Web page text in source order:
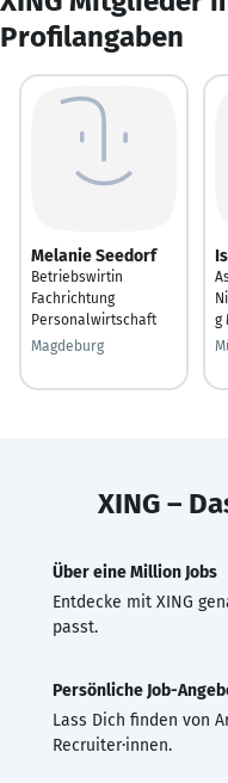
Profilangaben
Melanie Seedorf
Betriebswirtin
Fachrichtung
Personalwirtschaft
Magdeburg
g
XING –
Über eine Million Jobs
Entdecke mit XING
passt.
Persönliche Job-
Lass Dich finden von
Recruiter·innen.